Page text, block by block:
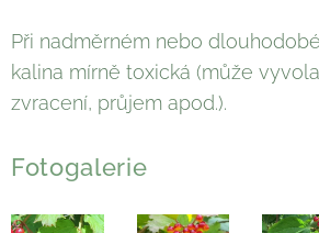
Při nadměrném nebo
kalina mírně toxická (může
zvracení, průjem apod.).
Fotogalerie